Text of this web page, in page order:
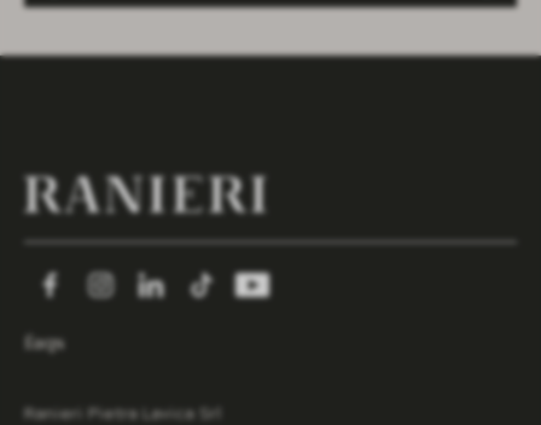
faqs
Ranieri Pietra Lavica Srl